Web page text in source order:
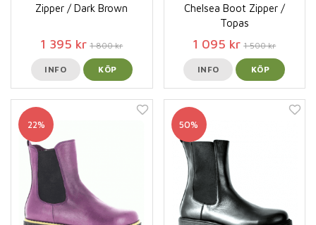
Zipper / Dark Brown
1 395 kr 1 800 kr
INFO KÖP
Chelsea Boot Zipper /
Topas
1 095 kr 1 500 kr
INFO KÖP
22% 50%